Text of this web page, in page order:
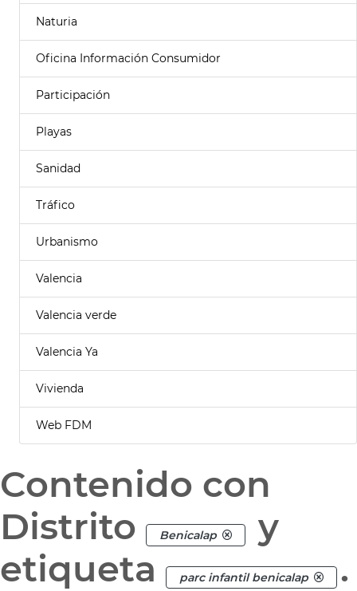
Naturia
Oficina Información Consumidor
Participación
Playas
Sanidad
Tráfico
Urbanismo
Valencia
Valencia verde
Valencia Ya
Vivienda
Web FDM
Contenido con
Distrito
Benicalap
y
etiqueta
parc infantil benicalap .